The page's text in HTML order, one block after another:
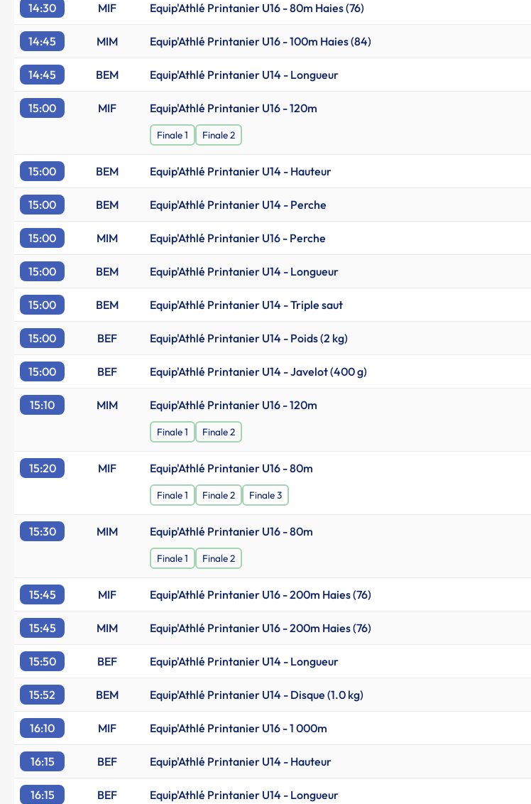
14:30 MIF Equip'Athlé Printanier U16 - 80m Haies (76)
14:45 MIM Equip'Athlé Printanier U16 - 100m Haies (84)
14:45 BEM Equip'Athlé Printanier U14 - Longueur
15:00 MIF Equip'Athlé Printanier U16 - 120m
Finale 1 Finale 2
15:00 BEM Equip'Athlé Printanier U14 - Hauteur
15:00 BEM Equip'Athlé Printanier U14 - Perche
15:00 MIM Equip'Athlé Printanier U16 - Perche
15:00 BEM Equip'Athlé Printanier U14 - Longueur
15:00 BEM Equip'Athlé Printanier U14 - Triple saut
15:00 BEF Equip'Athlé Printanier U14 - Poids (2 kg)
15:00 BEF Equip'Athlé Printanier U14 - Javelot (400 g)
15:10 MIM Equip'Athlé Printanier U16 - 120m
Finale 1 Finale 2
15:20 MIF Equip'Athlé Printanier U16 - 80m
Finale 1 Finale 2 Finale 3
15:30 MIM Equip'Athlé Printanier U16 - 80m
Finale 1 Finale 2
15:45 MIF Equip'Athlé Printanier U16 - 200m Haies (76)
15:45 MIM Equip'Athlé Printanier U16 - 200m Haies (76)
15:50 BEF Equip'Athlé Printanier U14 - Longueur
15:52 BEM Equip'Athlé Printanier U14 - Disque (1.0 kg)
16:10 MIF Equip'Athlé Printanier U16 - 1 000m
16:15 BEF Equip'Athlé Printanier U14 - Hauteur
16:15 BEF Equip'Athlé Printanier U14 - Longueur